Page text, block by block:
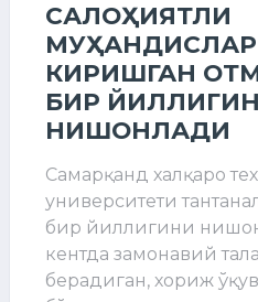
САЛОҲИЯТЛИ
КИРИШГАН
БИР
НИШОНЛАДИ
Самарқанд халқаро
университети
бир йиллигини
кентда замонавий
берадиган, хориж